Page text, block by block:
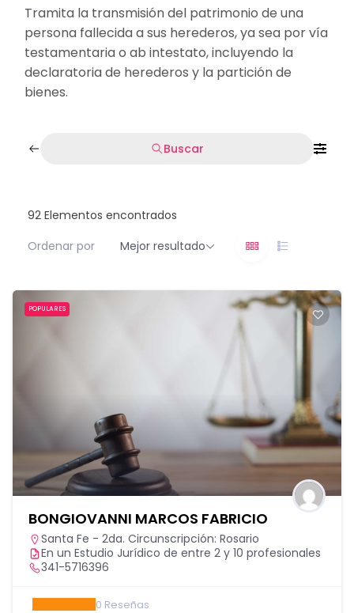
Tramita la transmisión del patrimonio de una
persona fallecida a sus herederos, ya sea por vía
testamentaria o ab intestato, incluyendo la
declaratoria de herederos y la partición de
bienes.
Buscar
92 Elementos encontrados
Ordenar por
Mejor resultado
POPULARES
BONGIOVANNI MARCOS FABRICIO
Santa Fe - 2da. Circunscripción: Rosario
En un Estudio Jurídico de entre 2 y 10 profesionales
341-5716396
0 Reseñas